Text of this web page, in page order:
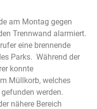
am Montag gegen
Trennwand alarmiert.
eine brennende
Parks. Während der
konnte
Müllkorb, welches
werden.
nähere Bereich